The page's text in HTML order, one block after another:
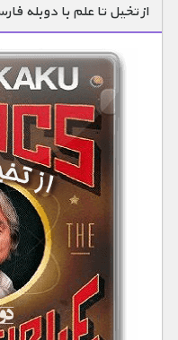
از تخیل تا علم با دوبله